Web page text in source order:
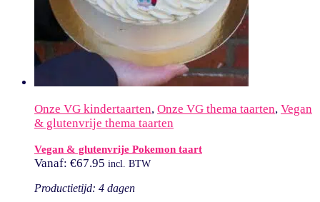
Onze VG kindertaarten, Onze VG thema taarten, Vegan
& glutenvrije thema taarten
Vegan & glutenvrije Pokemon taart
Vanaf: €67.95 incl. BTW
Productietijd: 4 dagen